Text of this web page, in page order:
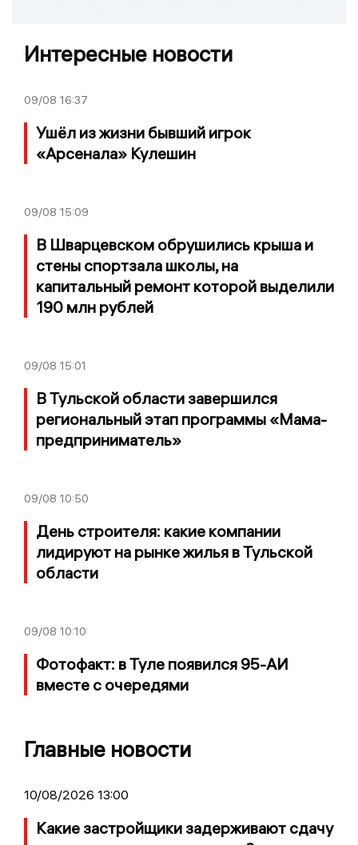
Интересные новости
09/08 16:37
Ушёл из жизни бывший игрок
«Арсенала» Кулешин
09/08 15:09
В Шварцевском обрушились крыша и
стены спортзала школы, на
капитальный ремонт которой выделили
190 млн рублей
09/08 15:01
В Тульской области завершился
региональный этап программы «Мама-
предприниматель»
09/08 10:50
День строителя: какие компании
лидируют на рынке жилья в Тульской
области
09/08 10:10
Фотофакт: в Туле появился 95-АИ
вместе с очередями
Главные новости
10/08/2026 13:00
Какие застройщики задерживают сдачу